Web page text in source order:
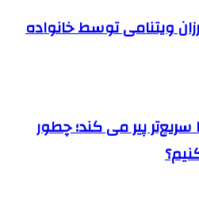
ویتنامی توسط خانواده
پیر می کند؛ چطور